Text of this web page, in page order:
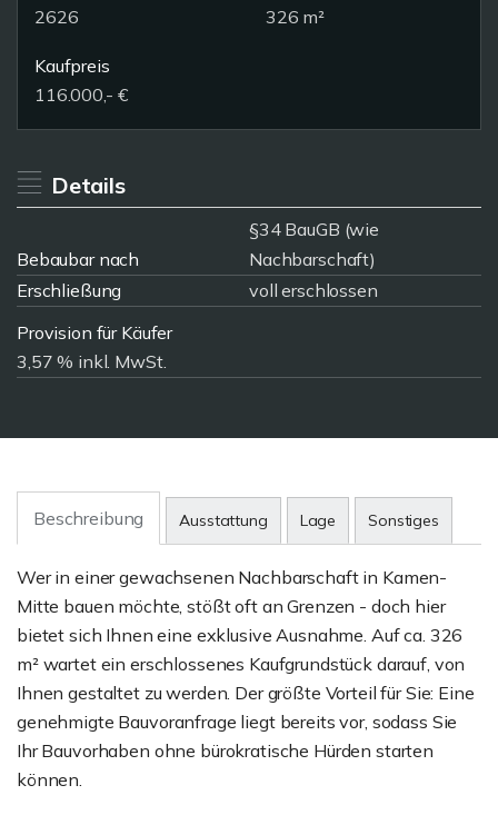
2626
326 m²
Kaufpreis
116.000,- €
Details
Bebaubar nach
§34 BauGB (wie
Nachbarschaft)
Erschließung
voll erschlossen
Provision für Käufer
3,57 % inkl. MwSt.
Beschreibung Ausstattung Lage Sonstiges
Wer in einer gewachsenen Nachbarschaft in Kamen-
Mitte bauen möchte, stößt oft an Grenzen - doch hier
bietet sich Ihnen eine exklusive Ausnahme. Auf ca. 326
m² wartet ein erschlossenes Kaufgrundstück darauf, von
Ihnen gestaltet zu werden. Der größte Vorteil für Sie: Eine
genehmigte Bauvoranfrage liegt bereits vor, sodass Sie
Ihr Bauvorhaben ohne bürokratische Hürden starten
können.